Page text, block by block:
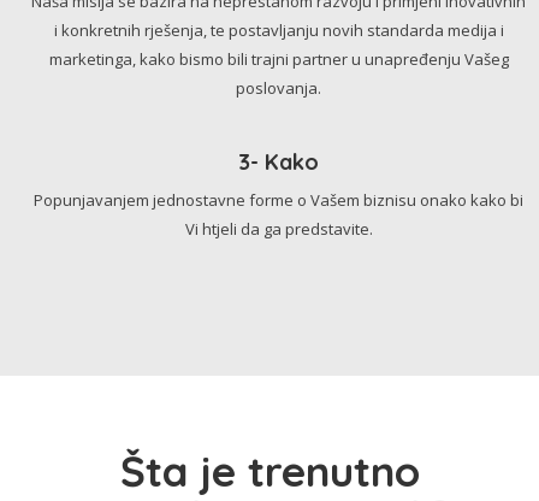
i konkretnih rješenja, te postavljanju novih standarda medija i
marketinga, kako bismo bili trajni partner u unapređenju Vašeg
poslovanja.
3- Kako
Popunjavanjem jednostavne forme o Vašem biznisu onako kako bi
Vi htjeli da ga predstavite.
Šta je trenutno